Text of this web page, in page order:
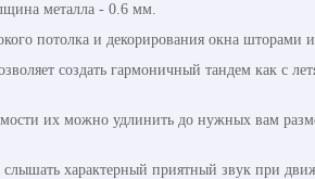
металла - 0.6 мм.
потолка и декорирования окна шторами
создать гармоничный тандем как с
их можно удлинить до нужных вам
характерный приятный звук при